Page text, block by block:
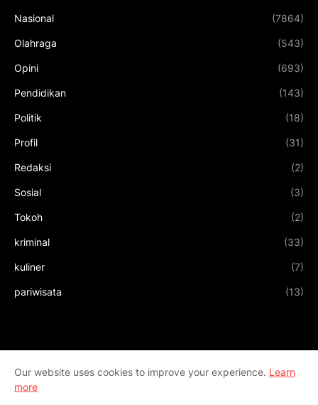
Nasional (7864)
Olahraga (543)
Opini (693)
Pendidikan (143)
Politik (18)
Profil (31)
Redaksi (2)
Sosial (3)
Tokoh (2)
kriminal (33)
kuliner (7)
pariwisata (13)
Our website uses cookies to improve your experience. Learn
more